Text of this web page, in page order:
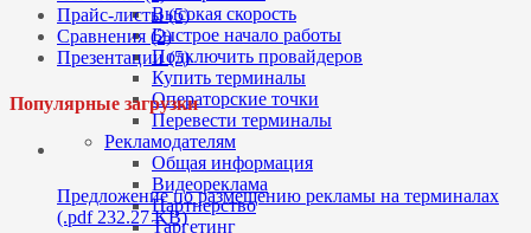
Высокая скорость
Быстрое начало работы
Подключить провайдеров
Купить терминалы
Операторские точки
Перевести терминалы
Рекламодателям
Общая информация
Видеореклама
Партнерство
Таргетинг
Прайс-листы (5)
Сравнения (2)
Презентации (5)
Популярные загрузки
Предложение по размещению рекламы на терминалах
(.pdf 232.27 KB)